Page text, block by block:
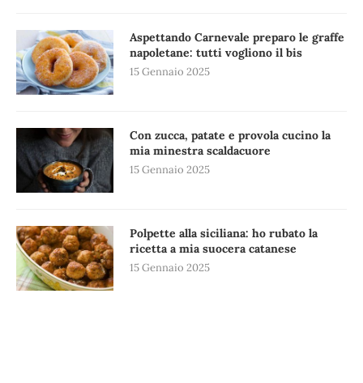
Aspettando Carnevale preparo le graffe
napoletane: tutti vogliono il bis
15 Gennaio 2025
Con zucca, patate e provola cucino la
mia minestra scaldacuore
15 Gennaio 2025
Polpette alla siciliana: ho rubato la
ricetta a mia suocera catanese
15 Gennaio 2025